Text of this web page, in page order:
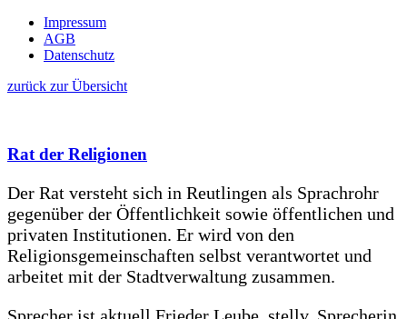
Impressum
AGB
Datenschutz
zurück zur Übersicht
Rat der Religionen
Der Rat versteht sich in Reutlingen als Sprachrohr
gegenüber der Öffentlichkeit sowie öffentlichen und
privaten Institutionen. Er wird von den
Religionsgemeinschaften selbst verantwortet und
arbeitet mit der Stadtverwaltung zusammen.